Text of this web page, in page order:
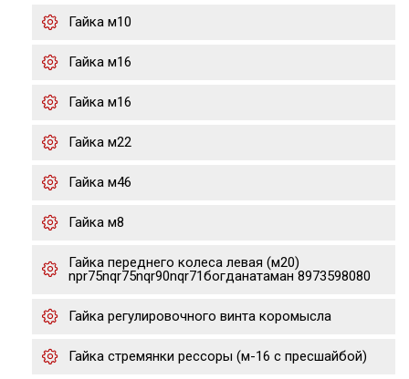
Гайка м10
Гайка м16
Гайка м16
Гайка м22
Гайка м46
Гайка м8
Гайка переднего колеса левая (м20)
npr75nqr75nqr90nqr71богданатаман 8973598080
Гайка регулировочного винта коромысла
Гайка стремянки рессоры (м-16 с пресшайбой)